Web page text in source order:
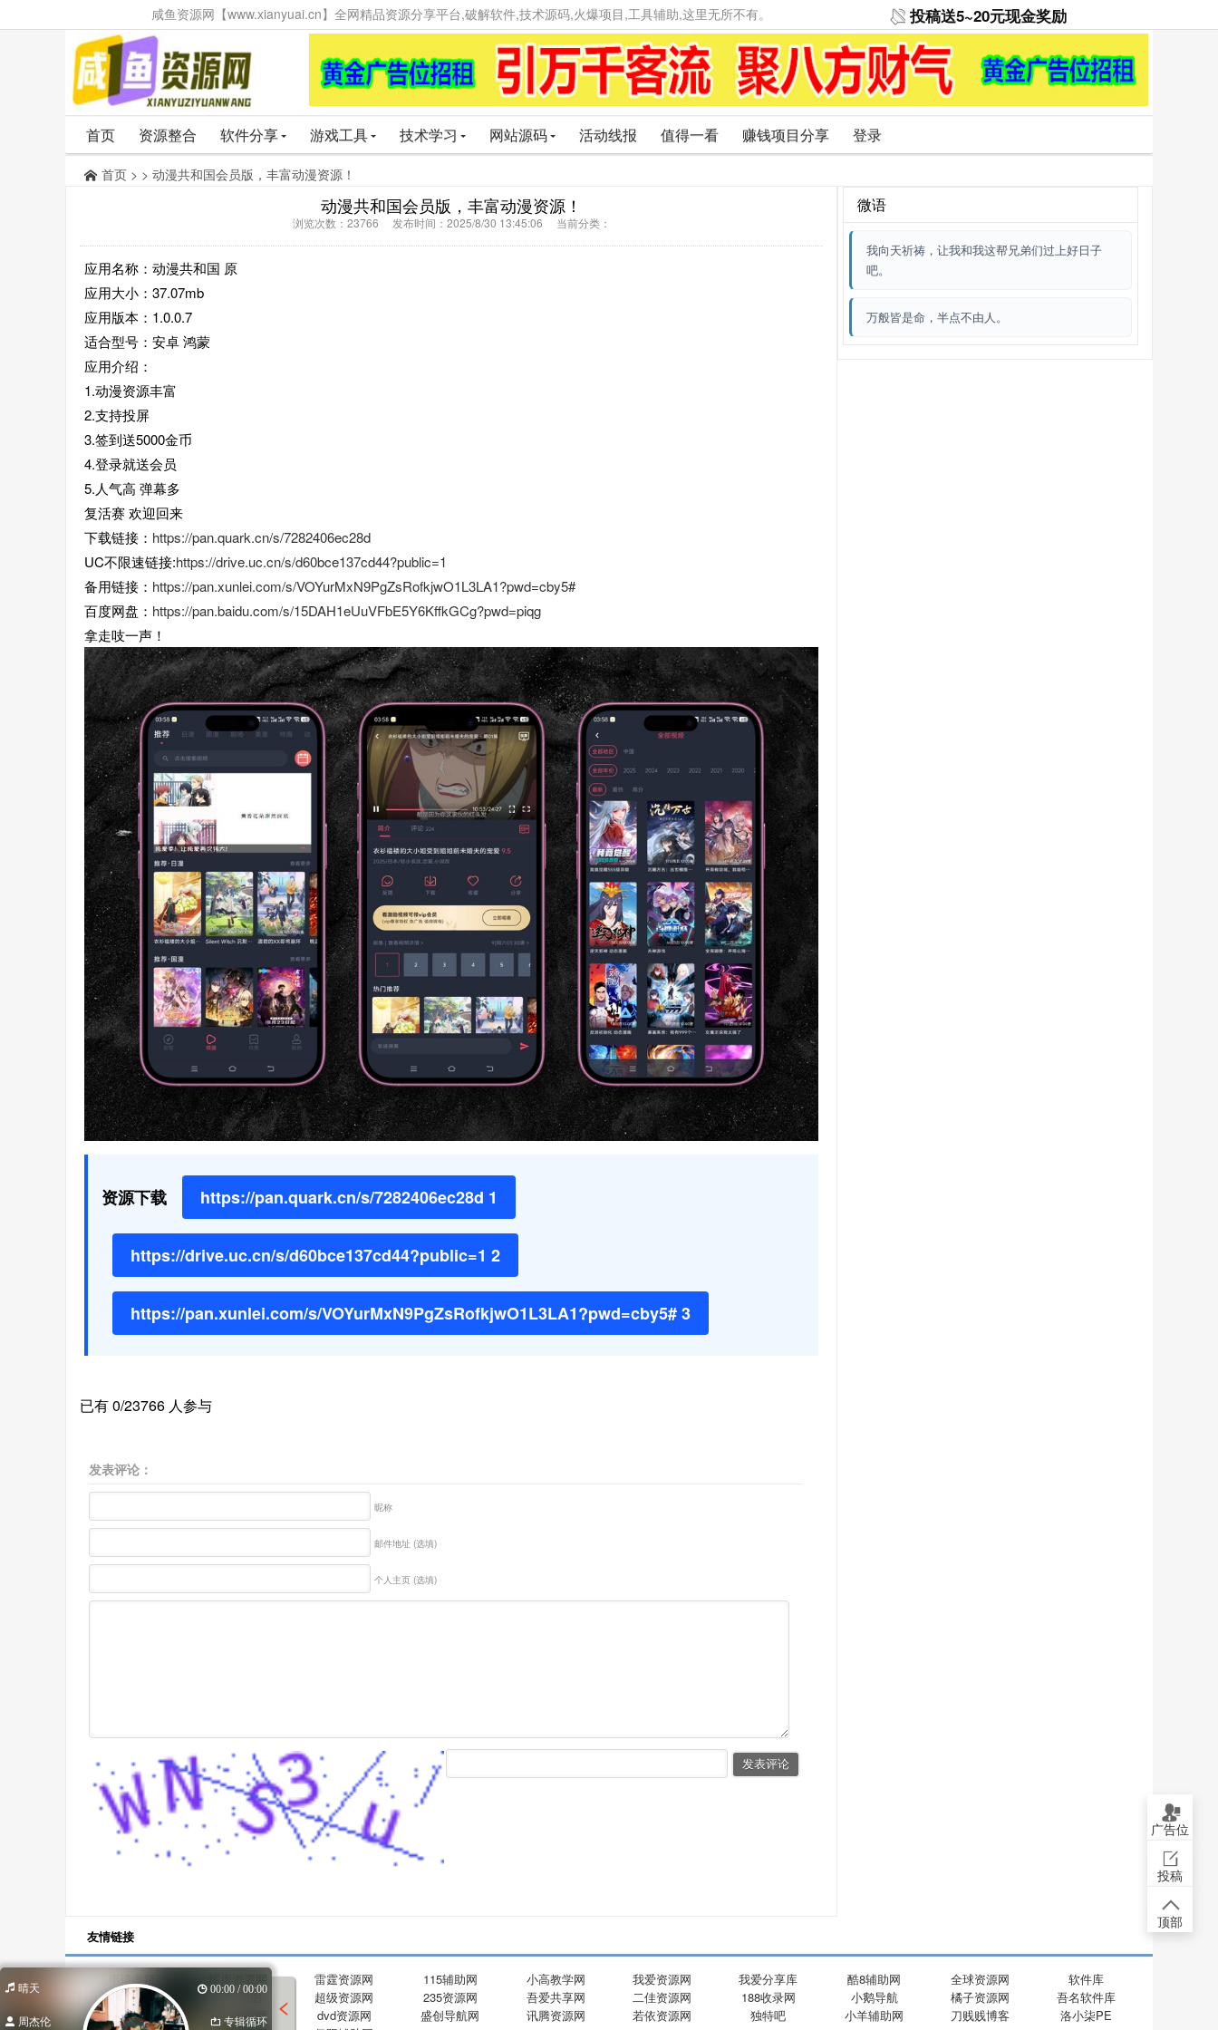
咸鱼资源网【www.xianyuai.cn】全网精品资源分享平台,破解软件,技术源码,火爆项目,工具辅助,这里无所不有。 投稿送5~20元现金奖励
首页 资源整合 软件分享 游戏工具 技术学习 网站源码 活动线报 值得一看 赚钱项目分享 登录
首页 > > 动漫共和国会员版，丰富动漫资源！
动漫共和国会员版，丰富动漫资源！
浏览次数：23766 发布时间：2025/8/30 13:45:06 当前分类：
应用名称：动漫共和国 原
应用大小：37.07mb
应用版本：1.0.0.7
适合型号：安卓 鸿蒙
应用介绍：
1.动漫资源丰富
2.支持投屏
3.签到送5000金币
4.登录就送会员
5.人气高 弹幕多
复活赛 欢迎回来
下载链接： https://pan.quark.cn/s/7282406ec28d
UC不限速链接:https://drive.uc.cn/s/d60bce137cd44?public=1
备用链接： https://pan.xunlei.com/s/VOYurMxN9PgZsRofkjwO1L3LA1?pwd=cby5#
百度网盘： https://pan.baidu.com/s/15DAH1eUuVFbE5Y6KffkGCg?pwd=piqg
拿走吱一声！
资源下载 https://pan.quark.cn/s/7282406ec28d 1
https://drive.uc.cn/s/d60bce137cd44?public=1 2
https://pan.xunlei.com/s/VOYurMxN9PgZsRofkjwO1L3LA1?pwd=cby5# 3
已有 0/23766 人参与
发表评论：
昵称
邮件地址 (选填)
个人主页 (选填)
微语
我向天祈祷，让我和我这帮兄弟们过上好日子
吧。
万般皆是命，半点不由人。
友情链接
申请友链 雷霆资源网 115辅助网 小高教学网 我爱资源网 我爱分享库 酷8辅助网 全球资源网
软件库
沈梦资源网
网站地图 超级资源网 235资源网 吾爱共享网 二佳资源网 188收录网 小鹅导航 橘子资源网
吾名软件库
酷玩资源网
小温导航网 dvd资源网 盛创导航网 讯腾资源网 若依资源网 独特吧 小羊辅助网 刀贱贱博客
洛小柒PE
广告位
投稿
顶部
晴天 00:00 / 00:00
周杰伦 专辑循环